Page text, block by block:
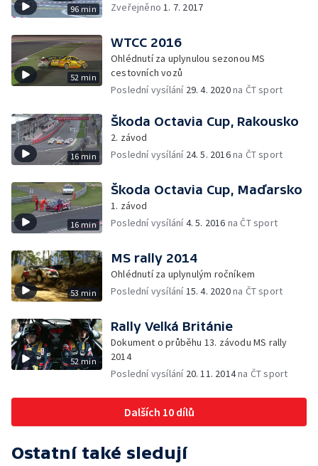
96 min
Zveřejněno1. 7. 2017
52 min
WTCC 2016
Ohlédnutí za uplynulou sezonou MS
cestovních vozů
Poslední vysílání 29. 4. 2020na ČT sport
16 min
Škoda Octavia Cup, Rakousko
2. závod
Poslední vysílání 24. 5. 2016na ČT sport
16 min
Škoda Octavia Cup, Maďarsko
1. závod
Poslední vysílání4. 5. 2016 na ČT sport
53 min
MS rally 2014
Ohlédnutí za uplynulým ročníkem
Poslední vysílání15. 4. 2020na ČT sport
52 min
Rally Velká Británie
Dokument o průběhu 13. závodu MS rally
2014
Poslední vysílání 20. 11. 2014na ČT sport
Dalších 10 dílů
Ostatní také sledují